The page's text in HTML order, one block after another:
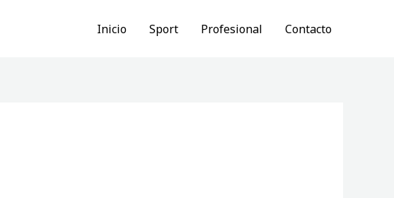
Inicio Sport Profesional Contacto